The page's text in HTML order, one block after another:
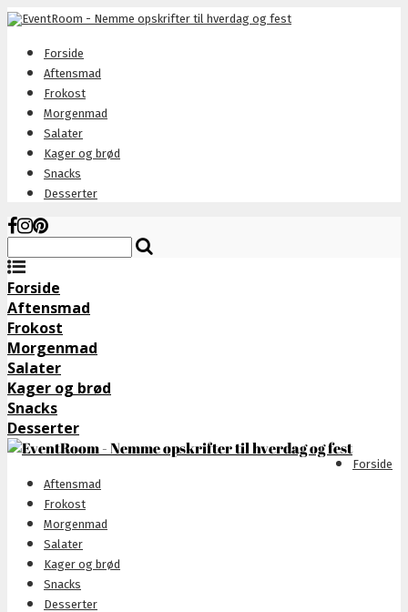
Forside
Aftensmad
Frokost
Morgenmad
Salater
Kager og brød
Snacks
Desserter
Forside
Aftensmad
Frokost
Morgenmad
Salater
Kager og brød
Snacks
Desserter
Forside
Aftensmad
Frokost
Morgenmad
Salater
Kager og brød
Snacks
Desserter